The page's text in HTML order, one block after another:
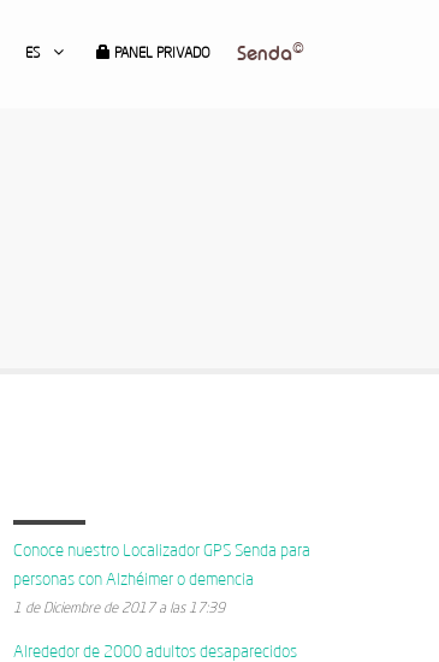
ES PANEL PRIVADO Senda©
Conoce nuestro Localizador GPS Senda para
personas con Alzhéimer o demencia
1 de Diciembre de 2017 a las 17:39
Alrededor de 2000 adultos desaparecidos